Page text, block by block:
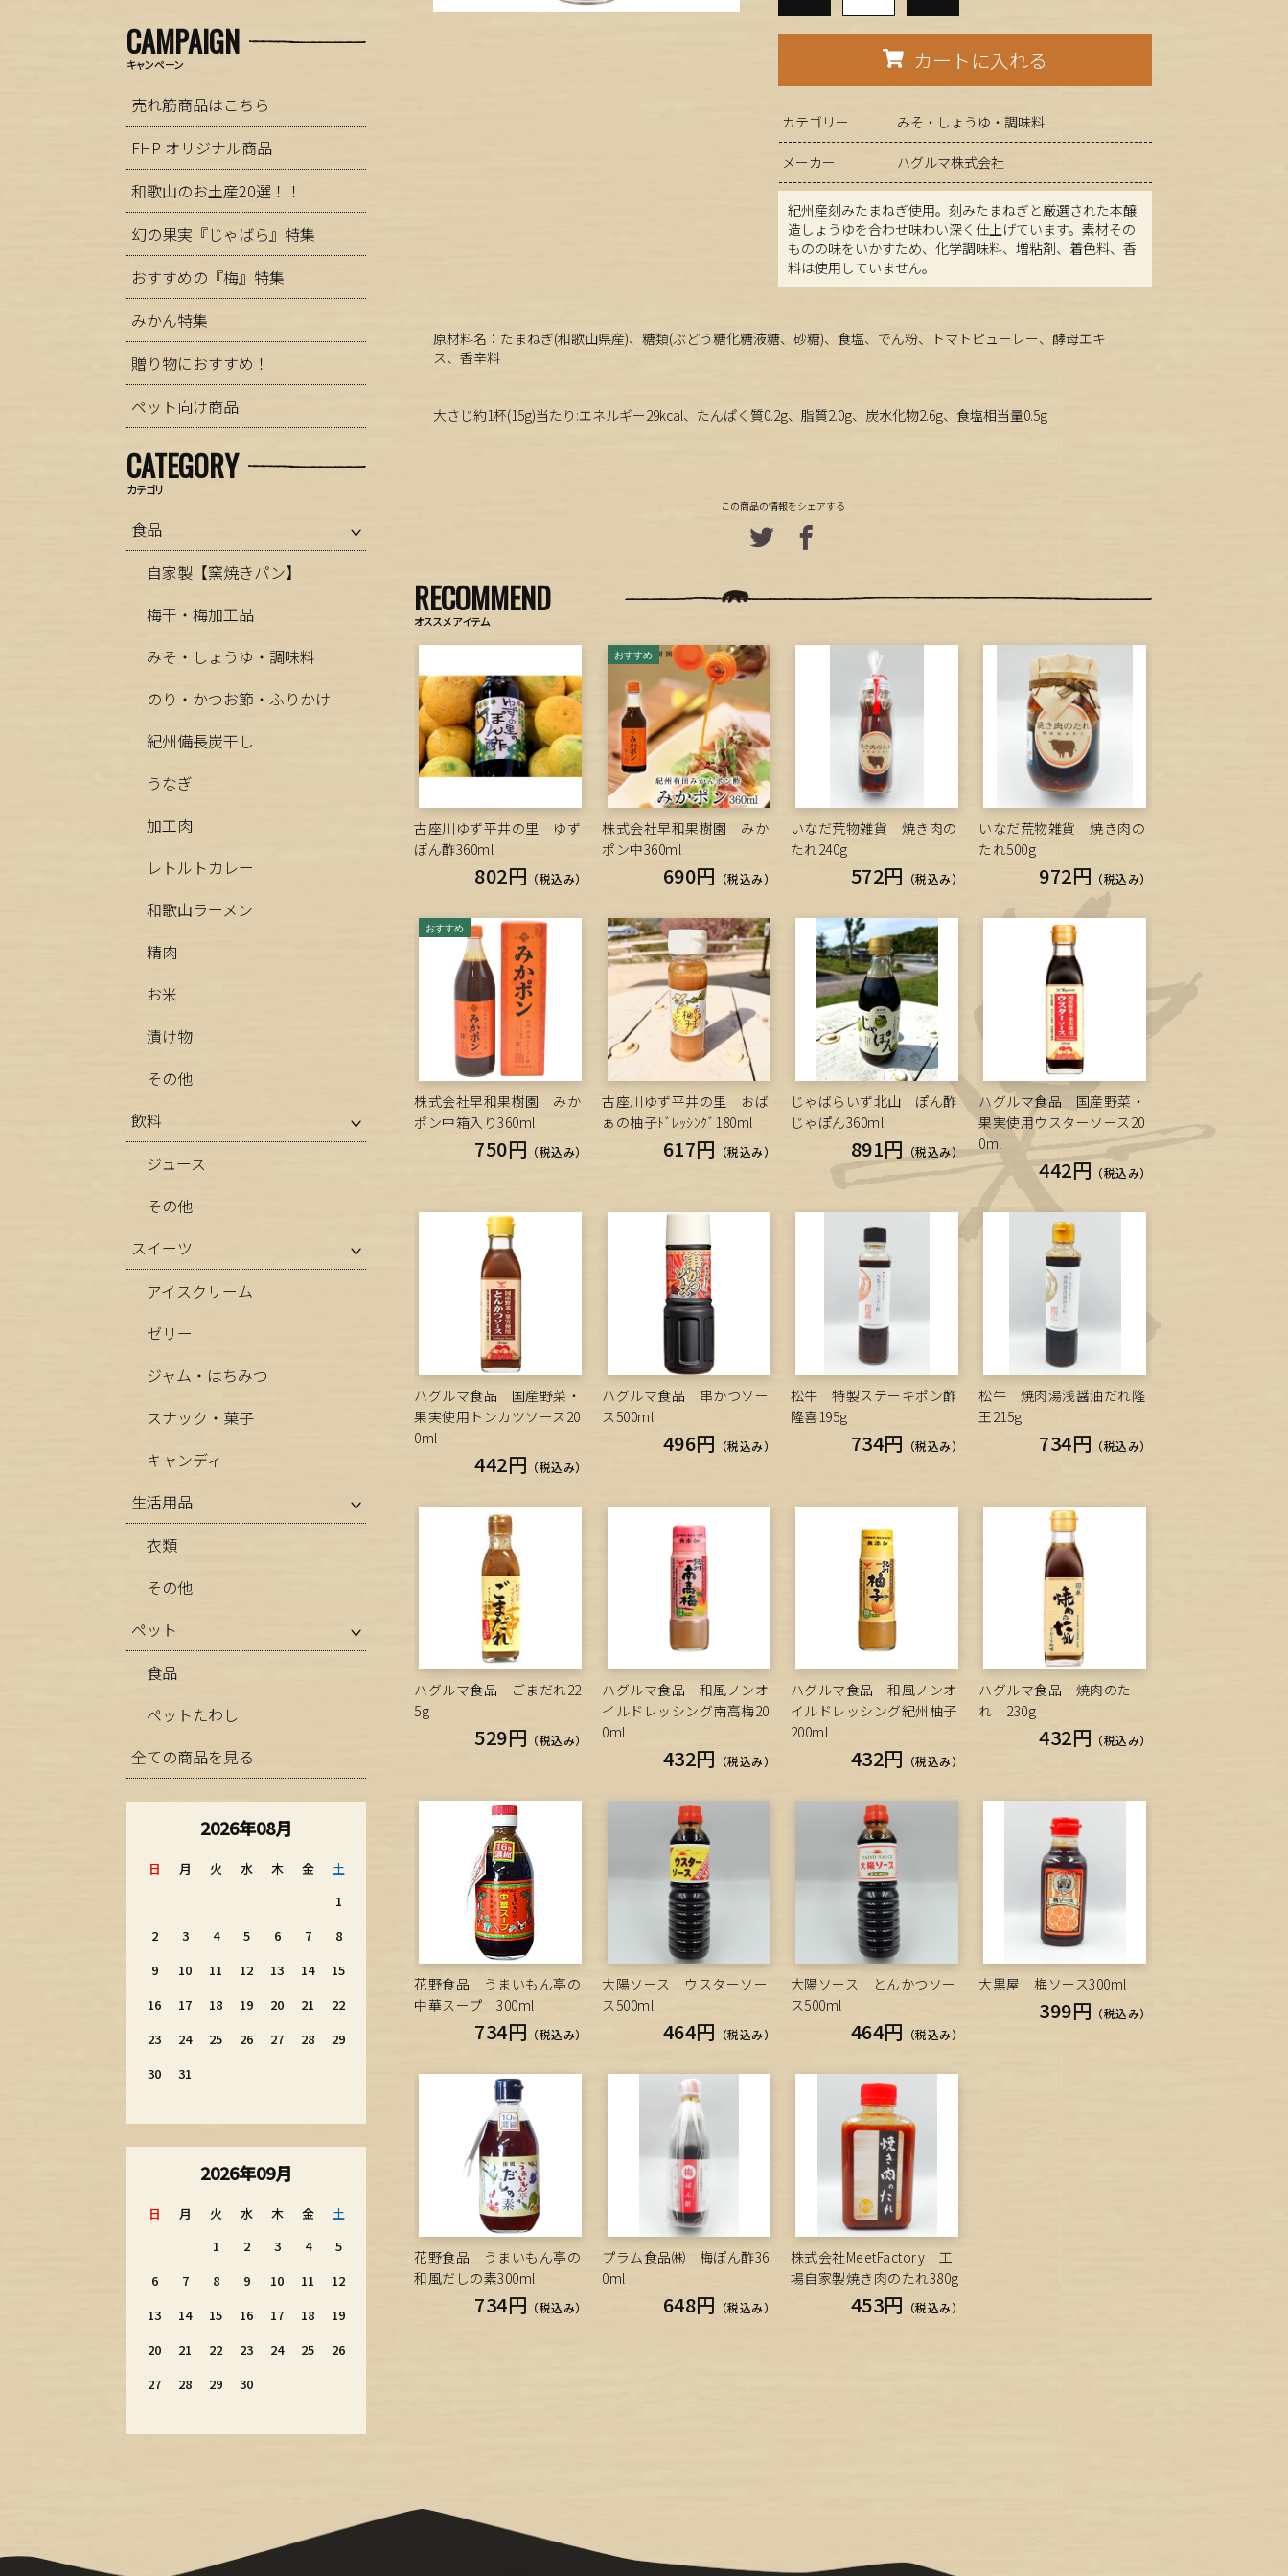
カートに入れる
カテゴリー みそ・しょうゆ・調味料
メーカー ハグルマ株式会社
紀州産刻みたまねぎ使用。刻みたまねぎと厳選された本醸
造しょうゆを合わせ味わい深く仕上げています。素材その
ものの味をいかすため、化学調味料、増粘剤、着色料、香
料は使用していません。
原材料名：たまねぎ(和歌山県産)、糖類(ぶどう糖化糖液糖、砂糖)、食塩、でん粉、トマトピューレー、酵母エキ
ス、香辛料
大さじ約1杯(15g)当たり:エネルギー29kcal、たんぱく質0.2g、脂質2.0g、炭水化物2.6g、食塩相当量0.5g
この商品の情報をシェアする
RECOMMEND
オススメアイテム
古座川ゆず平井の里 ゆず
ぽん酢360ml
802円 （税込み）
株式会社早和果樹園 みか
ポン中360ml
690円 （税込み）
いなだ荒物雑貨 焼き肉の
たれ240g
572円 （税込み）
いなだ荒物雑貨 焼き肉の
たれ500g
972円 （税込み）
株式会社早和果樹園 みか
ポン中箱入り360ml
750円 （税込み）
古座川ゆず平井の里 おば
ぁの柚子ﾄﾞﾚｯｼﾝｸﾞ180ml
617円 （税込み）
じゃばらいず北山 ぽん酢
じゃぽん360ml
891円 （税込み）
ハグルマ食品 国産野菜・
果実使用ウスターソース20
0ml
442円 （税込み）
ハグルマ食品 国産野菜・
果実使用トンカツソース20
0ml
442円 （税込み）
ハグルマ食品 串かつソー
ス500ml
496円 （税込み）
松牛 特製ステーキポン酢
隆喜195g
734円 （税込み）
松牛 焼肉湯浅醤油だれ隆
王215g
734円 （税込み）
ハグルマ食品 ごまだれ22
5g
529円 （税込み）
ハグルマ食品 和風ノンオ
イルドレッシング南高梅20
0ml
432円 （税込み）
ハグルマ食品 和風ノンオ
イルドレッシング紀州柚子
200ml
432円 （税込み）
ハグルマ食品 焼肉のた
れ 230g
432円 （税込み）
花野食品 うまいもん亭の
中華スープ 300ml
734円 （税込み）
大陽ソース ウスターソー
ス500ml
464円 （税込み）
大陽ソース とんかつソー
ス500ml
464円 （税込み）
大黒屋 梅ソース300ml
399円 （税込み）
花野食品 うまいもん亭の
和風だしの素300ml
734円 （税込み）
プラム食品㈱ 梅ぽん酢36
0ml
648円 （税込み）
株式会社MeetFactory 工
場自家製焼き肉のたれ380g
453円 （税込み）
CAMPAIGN
キャンペーン
売れ筋商品はこちら
FHP オリジナル商品
和歌山のお土産20選！！
幻の果実『じゃばら』特集
おすすめの『梅』特集
みかん特集
贈り物におすすめ！
ペット向け商品
CATEGORY
カテゴリ
食品
自家製【窯焼きパン】
梅干・梅加工品
みそ・しょうゆ・調味料
のり・かつお節・ふりかけ
紀州備長炭干し
うなぎ
加工肉
レトルトカレー
和歌山ラーメン
精肉
お米
漬け物
その他
飲料
ジュース
その他
スイーツ
アイスクリーム
ゼリー
ジャム・はちみつ
スナック・菓子
キャンディ
生活用品
衣類
その他
ペット
食品
ペットたわし
全ての商品を見る
2026年08月
日 月 火 水 木 金
土
1
2
3 4 5 6 7
8
9
10 11 12 13 14
15
16
17 18 19 20 21
22
23
24 25 26 27 28
29
30
31
2026年09月
日 月 火 水 木 金
土
1
2 3 4
5
6
7 8 9 10 11
12
13
14 15 16 17 18
19
20
21 22 23 24 25
26
27
28 29 30